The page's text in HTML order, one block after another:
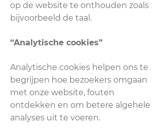
op de website te onthouden zoals
bijvoorbeeld de taal.
“Analytische cookies”
Analytische cookies helpen ons te
begrijpen hoe bezoekers omgaan
met onze website, fouten
ontdekken en om betere algehele
analyses uit te voeren.